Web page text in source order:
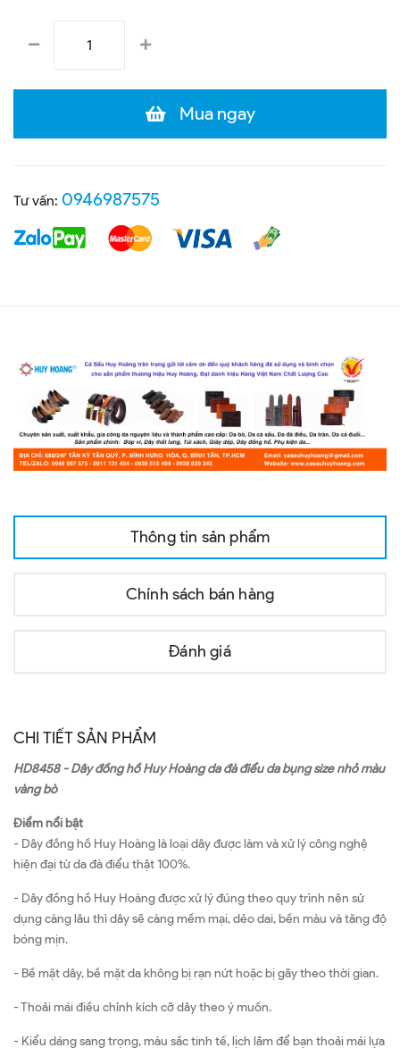
Mua ngay
Tư vấn: 0946987575
Thông tin sản phẩm
Chính sách bán hàng
Đánh giá
CHI TIẾT SẢN PHẨM
HD8458 - Dây đồng hồ Huy Hoàng da đà điểu da bụng size nhỏ màu
vàng bò
Điểm nổi bật
- Dây đồng hồ Huy Hoàng là loại dây được làm và xử lý công nghệ
hiện đại từ da đà điểu thật 100%.
- Dây đồng hồ Huy Hoàng được xử lý đúng theo quy trình nên sử
dụng càng lâu thì dây sẽ càng mềm mại, dẻo dai, bền màu và tăng độ
bóng mịn.
- Bề mặt dây, bề mặt da không bị rạn nứt hoặc bị gãy theo thời gian.
- Thoải mái điều chỉnh kích cỡ dây theo ý muốn.
- Kiểu dáng sang trọng, màu sắc tinh tế, lịch lãm để bạn thoải mái lựa